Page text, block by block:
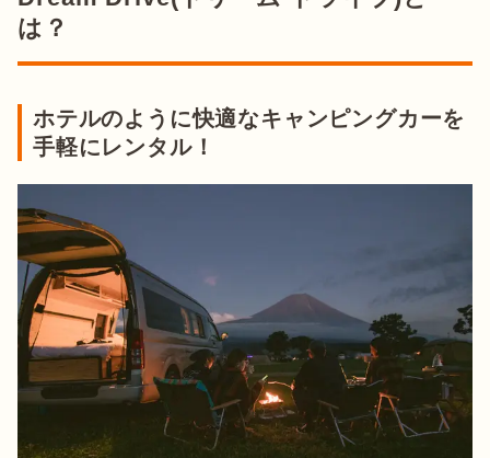
は？
ホテルのように快適なキャンピングカーを
手軽にレンタル！